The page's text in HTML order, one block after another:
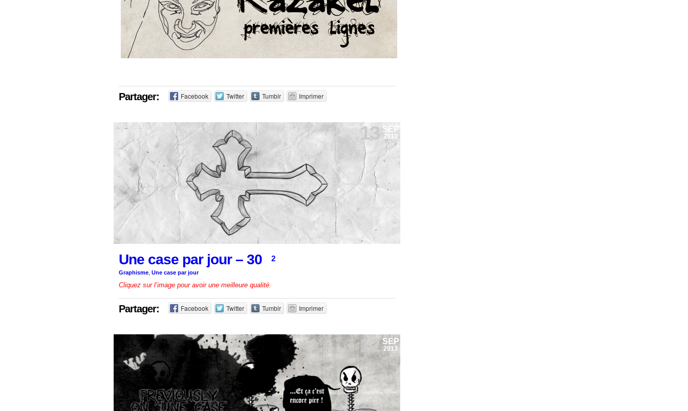
Partager: Facebook Twitter Tumblr Imprimer
SEP
2013
13
Une case par jour – 30 2
Graphisme Une case par jour
Cliquez sur l’image pour avoir une meilleure qualité.
Partager: Facebook Twitter Tumblr Imprimer
SEP
2013
12